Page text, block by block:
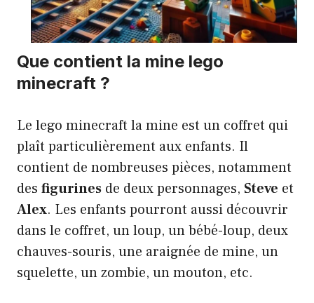
Que contient la mine lego
minecraft ?
Le lego minecraft la mine est un coffret qui
plaît particulièrement aux enfants. Il
contient de nombreuses pièces, notamment
des figurines de deux personnages, Steve et
Alex. Les enfants pourront aussi découvrir
dans le coffret, un loup, un bébé-loup, deux
chauves-souris, une araignée de mine, un
squelette, un zombie, un mouton, etc.